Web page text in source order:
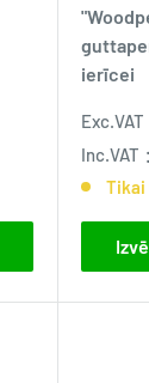
ierīcei
cena
Exc.VAT
Inc.VAT :
Tikai